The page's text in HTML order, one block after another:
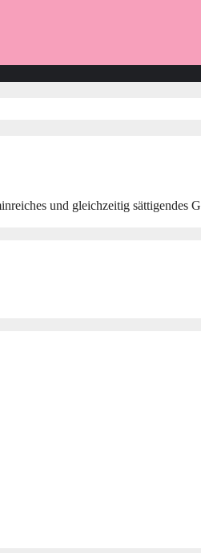
und gleichzeitig